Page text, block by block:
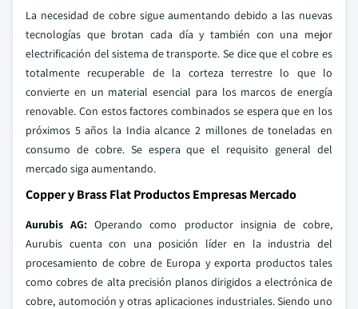
La necesidad de cobre sigue aumentando debido a las nuevas
tecnologías que brotan cada día y también con una mejor
electrificación del sistema de transporte. Se dice que el cobre es
totalmente recuperable de la corteza terrestre lo que lo
convierte en un material esencial para los marcos de energía
renovable. Con estos factores combinados se espera que en los
próximos 5 años la India alcance 2 millones de toneladas en
consumo de cobre. Se espera que el requisito general del
mercado siga aumentando.
Copper y Brass Flat Productos Empresas Mercado
Aurubis AG:Operando como productor insignia de cobre,
Aurubis cuenta con una posición líder en la industria del
procesamiento de cobre de Europa y exporta productos tales
como cobres de alta precisión planos dirigidos a electrónica de
cobre, automoción y otras aplicaciones industriales. Siendo uno